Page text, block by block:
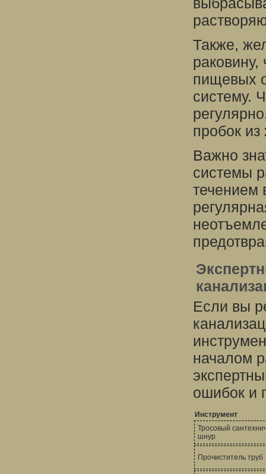
Также,
раковину,
пищевых
систему.
пробок
Важно
системы
течением
Если вы
началом
ошибок и
Инструмент
Тросовый
шнур
Прочиститель труб